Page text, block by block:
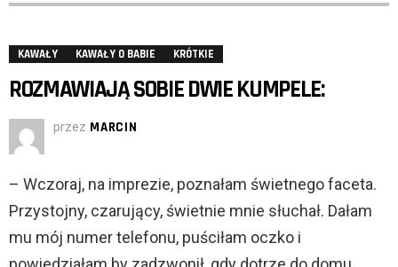
KAWAŁY KAWAŁY O BABIE KRÓTKIE
ROZMAWIAJĄ SOBIE DWIE KUMPELE:
przez MARCIN
– Wczoraj, na imprezie, poznałam świetnego faceta.
Przystojny, czarujący, świetnie mnie słuchał. Dałam
mu mój numer telefonu, puściłam oczko i